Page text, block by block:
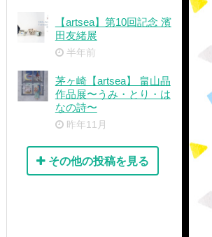
【artsea】第10回記念 濱
田友緒展
半年前
茅ヶ崎【artsea】 畠山晶
作品展〜うみ・とり・は
なの詩〜
昨年11月
その他の投稿を見る